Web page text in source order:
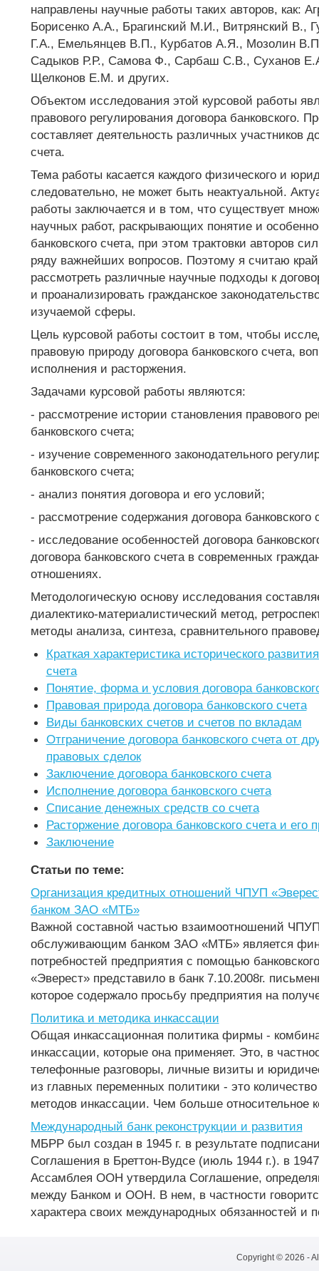
направлены научные работы таких авторов, как:
Борисенко А.А., Брагинский М.И., Витрянский В.,
Г.А., Емельянцев В.П., Курбатов А.Я., Мозолин
Садыков Р.Р., Самова Ф., Сарбаш С.В., Суханов
Щелконов Е.М. и других.
Объектом исследования этой курсовой работы
правового регулирования договора банковского.
составляет деятельность различных участников
счета.
Тема работы касается каждого физического и
следовательно, не может быть неактуальной.
работы заключается и в том, что существует
научных работ, раскрывающих понятие и
банковского счета, при этом трактовки авторов
ряду важнейших вопросов. Поэтому я считаю
рассмотреть различные научные подходы к
и проанализировать гражданское
изучаемой сферы.
Цель курсовой работы состоит в том, чтобы
правовую природу договора банковского счета,
исполнения и расторжения.
Задачами курсовой работы являются:
- рассмотрение истории становления правового
банковского счета;
- изучение современного законодательного
банковского счета;
- анализ понятия договора и его условий;
- рассмотрение содержания договора банковского
- исследование особенностей договора
договора банковского счета в современных
отношениях.
Методологическую основу исследования
диалектико-материалистический метод,
методы анализа, синтеза, сравнительного
Краткая характеристика исторического
счета
Понятие, форма и условия договора
Правовая природа договора банковского счета
Виды банковских счетов и счетов по вкладам
Отграничение договора банковского счета от
правовых сделок
Заключение договора банковского счета
Исполнение договора банковского счета
Списание денежных средств со счета
Расторжение договора банковского счета и его
Заключение
Статьи по теме:
Организация кредитных отношений ЧПУП
банком ЗАО «МТБ»
Важной составной частью взаимоотношений
обслуживающим банком ЗАО «МТБ» является
потребностей предприятия с помощью
«Эверест» представило в банк 7.10.2008г.
которое содержало просьбу предприятия на
Политика и методика инкассации
Общая инкассационная политика фирмы -
инкассации, которые она применяет. Это, в
телефонные разговоры, личные визиты и
из главных переменных политики - это
методов инкассации. Чем больше относительное
Международный банк реконструкции и развития
МБРР был создан в 1945 г. в результате
Соглашения в Бреттон-Вудсе (июль 1944 г.). в 1947
Ассамблея ООН утвердила Соглашение,
между Банком и ООН. В нем, в частности
характера своих международных обязанностей и
Copyright © 2026 -